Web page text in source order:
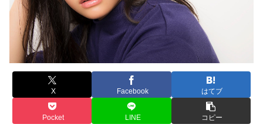
X Facebook はてブ
Pocket LINE コピー